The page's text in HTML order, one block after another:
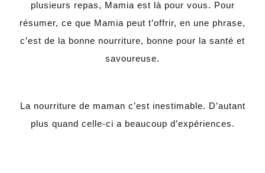
plusieurs repas, Mamia est là pour vous. Pour
résumer, ce que Mamia peut t’offrir, en une phrase,
c’est de la bonne nourriture, bonne pour la santé et
savoureuse.
La nourriture de maman c’est inestimable. D’autant
plus quand celle-ci a beaucoup d’expériences.